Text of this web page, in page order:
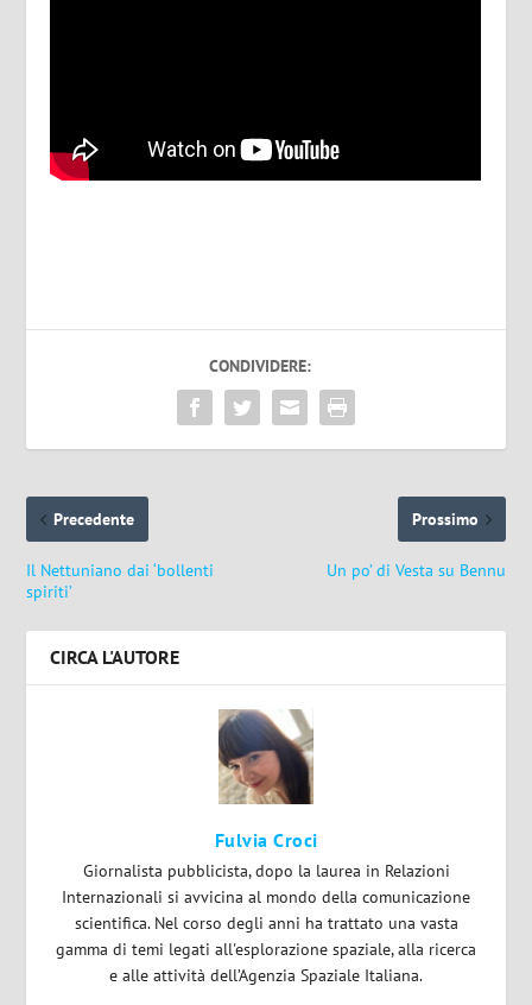
CONDIVIDERE:
Precedente
Il Nettuniano dai ‘bollenti
spiriti’
Prossimo
Un po’ di Vesta su Bennu
CIRCA L'AUTORE
Fulvia Croci
Giornalista pubblicista, dopo la laurea in Relazioni
Internazionali si avvicina al mondo della comunicazione
scientifica. Nel corso degli anni ha trattato una vasta
gamma di temi legati all'esplorazione spaziale, alla ricerca
e alle attività dell’Agenzia Spaziale Italiana.